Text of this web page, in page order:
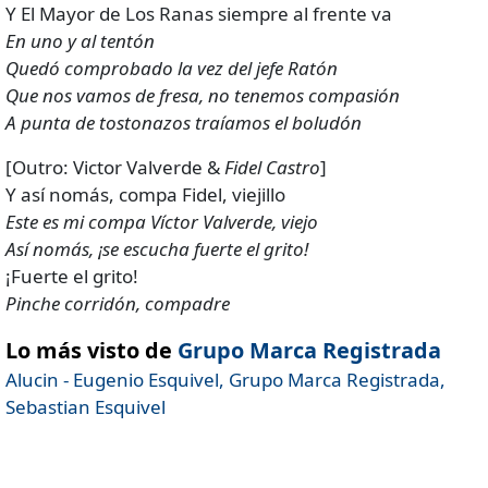
Y El Mayor de Los Ranas siempre al frente va
En uno y al tentón
Quedó comprobado la vez del jefe Ratón
Que nos vamos de fresa, no tenemos compasión
A punta de tostonazos traíamos el boludón
[Outro: Victor Valverde &Fidel Castro]
Y así nomás, compa Fidel, viejillo
Este es mi compa Víctor Valverde, viejo
Así nomás, ¡se escucha fuerte el grito!
¡Fuerte el grito!
Pinche corridón, compadre
Lo más visto de Grupo Marca Registrada
Alucin - Eugenio Esquivel, Grupo Marca Registrada,
Sebastian Esquivel